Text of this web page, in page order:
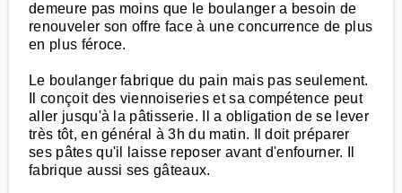
demeure pas moins que le boulanger a besoin de
renouveler son offre face à une concurrence de plus
en plus féroce.
Le boulanger fabrique du pain mais pas seulement.
Il conçoit des viennoiseries et sa compétence peut
aller jusqu'à la pâtisserie. Il a obligation de se lever
très tôt, en général à 3h du matin. Il doit préparer
ses pâtes qu'il laisse reposer avant d'enfourner. Il
fabrique aussi ses gâteaux.